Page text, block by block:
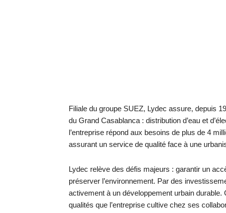
Filiale du groupe SUEZ, Lydec assure, depuis
du Grand Casablanca : distribution d’eau et
l’entreprise répond aux besoins de plus de 4
assurant un service de qualité face à une
Lydec relève des défis majeurs : garantir un
préserver l’environnement. Par des
activement à un développement urbain
qualités que l’entreprise cultive chez ses